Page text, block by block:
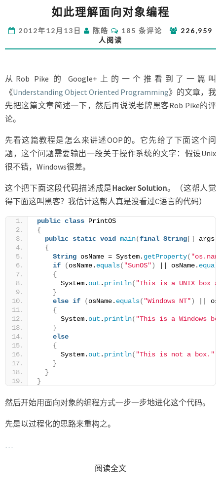
此
解
面
象
编
如此理解面向对象编程
2012年12月13日 陈皓
评
论
185 条评论
226,959
人阅读
从Rob Pike 的 Google+上的一个推看到了一篇叫
《Understanding Object Oriented Programming》的文章，我
先把这篇文章简述一下，然后再说说老牌黑客Rob Pike的评
论。
先看这篇教程是怎么来讲述OOP的。它先给了下面这个问
题，这个问题需要输出一段关于操作系统的文字：假设Unix
很不错，Windows很差。
这个把下面这段代码描述成是Hacker Solution。（这帮人觉
得下面这叫黑客？我估计这帮人真是没看过C语言的代码）
public class PrintOS
{
public static void main(final String [] args
{
String osName = System. getProperty(
if
(osName. equals( "SunOS") || osName.
{
      System.
out . println( "This is a UNIX box
}
else if (osName. equals( "Windows NT")
||
{
      System.
out . println( "This is a Windows
}
else
{
      System.
out . println( "This is not a box."
}
}
}
然后开始用面向对象的编程方式一步一步地进化这个代码。
先是以过程化的思路来重构之。
…
阅读全文READ MORE